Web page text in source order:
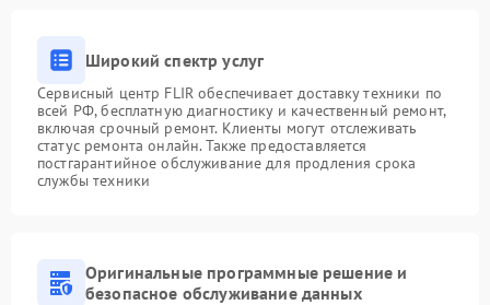
Широкий спектр услуг
Сервисный центр FLIR обеспечивает доставку техники по
всей РФ, бесплатную диагностику и качественный ремонт,
включая срочный ремонт. Клиенты могут отслеживать
статус ремонта онлайн. Также предоставляется
постгарантийное обслуживание для продления срока
службы техники
Оригинальные программные решение и
безопасное обслуживание данных